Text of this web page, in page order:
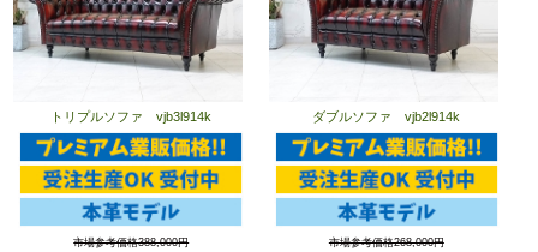
トリプルソファ vjb3l914k
市場参考価格388,000円
ダブルソファ vjb2l914k
市場参考価格268,000円